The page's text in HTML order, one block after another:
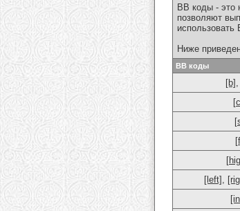
BB коды - это
позволяют
Ниже
BB коды
[b] ,
[left] ,